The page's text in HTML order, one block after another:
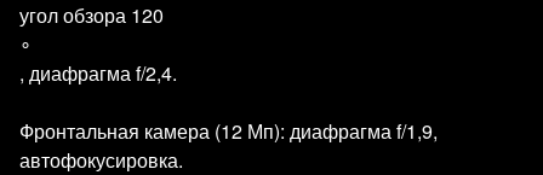
угол обзора 120
∘
, диафрагма f/2,4.
Фронтальная камера (12 Мп): диафрагма f/1,9,
автофокусировка.